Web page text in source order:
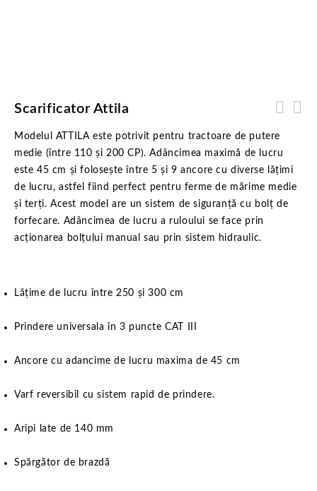
Scarificator Attila
Modelul ATTILA este potrivit pentru tractoare de putere
medie (între 110 și 200 CP). Adâncimea maximă de lucru
este 45 cm și folosește între 5 și 9 ancore cu diverse lățimi
de lucru, astfel fiind perfect pentru ferme de mărime medie
și terți. Acest model are un sistem de siguranță cu bolț de
forfecare. Adâncimea de lucru a ruloului se face prin
acționarea bolțului manual sau prin sistem hidraulic.
Lățime de lucru între 250 și 300 cm
Prindere universala în 3 puncte CAT III
Ancore cu adancime de lucru maxima de 45 cm
Varf reversibil cu sistem rapid de prindere.
Aripi late de 140 mm
Spărgător de brazdă